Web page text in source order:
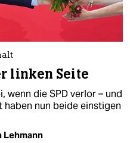
linken Seite
wenn die SPD verlor – und
haben nun beide einstigen
Lehmann